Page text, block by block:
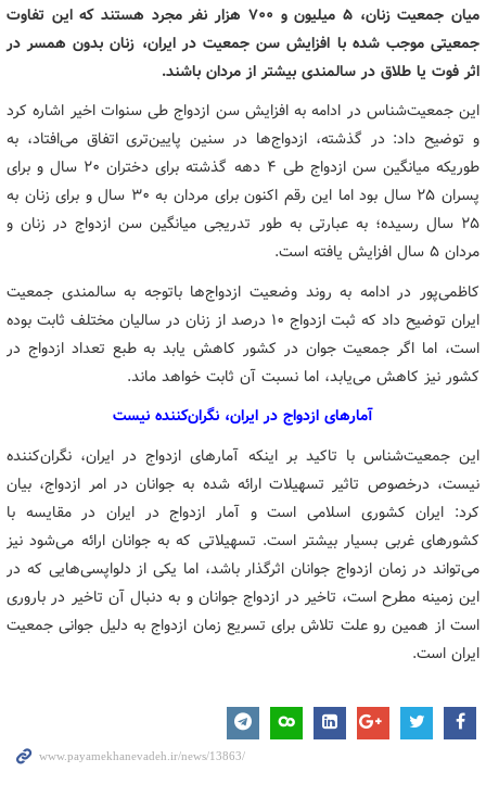
میان جمعیت زنان، ۵ میلیون و ۷۰۰ هزار نفر مجرد هستند که این تفاوت
جمعیتی موجب شده با افزایش سن جمعیت در ایران، زنان بدون همسر در
اثر فوت یا طلاق در سالمندی بیشتر از مردان باشند.
این جمعیت‌شناس در ادامه به افزایش سن ازدواج طی سنوات اخیر اشاره کرد
و توضیح داد: در گذشته، ازدواج‌ها در سنین پایین‌تری اتفاق می‌افتاد، به
طوریکه میانگین سن ازدواج طی 4 دهه گذشته برای دختران ۲۰ سال و برای
پسران ۲۵ سال بود اما این رقم اکنون برای مردان به ۳۰ سال و برای زنان به
۲۵ سال رسیده؛ به عبارتی به طور تدریجی میانگین سن ازدواج در زنان و
مردان ۵ سال افزایش یافته است.
کاظمی‌پور در ادامه به روند وضعیت ازدواج‌ها باتوجه به سالمندی جمعیت
ایران توضیح داد که ثبت ازدواج ۱۰ درصد از زنان در سالیان مختلف ثابت بوده
است، اما اگر جمعیت جوان در کشور کاهش یابد به طبع تعداد ازدواج در
کشور نیز کاهش می‌یابد، اما نسبت آن ثابت خواهد ماند.
آمارهای ازدواج در ایران، نگران‌کننده نیست
این جمعیت‌شناس با تاکید بر اینکه آمارهای ازدواج در ایران، نگران‌کننده
نیست، درخصوص تاثیر تسهیلات ارائه شده به جوانان در امر ازدواج، بیان
کرد: ایران کشوری اسلامی است و آمار ازدواج در ایران در مقایسه با
کشورهای غربی بسیار بیشتر است. تسهیلاتی که به جوانان ارائه می‌شود نیز
می‌تواند در زمان ازدواج جوانان اثرگذار باشد، اما یکی از دلواپسی‌هایی که در
این زمینه مطرح است، تاخیر در ازدواج جوانان و به دنبال آن تاخیر در باروری
است از همین رو علت تلاش برای تسریع زمان ازدواج به دلیل جوانی جمعیت
ایران است.